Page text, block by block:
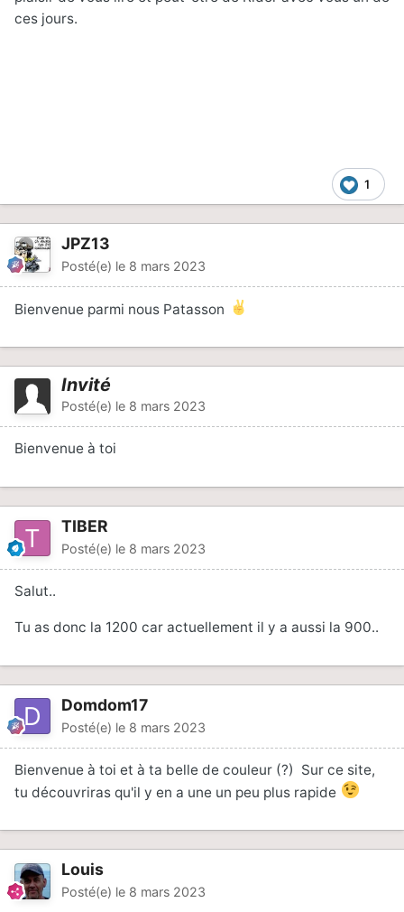
ces jours.
1
JPZ13
Posté(e) le 8 mars 2023
Bienvenue parmi nous Patasson
Invité
Posté(e) le 8 mars 2023
Bienvenue à toi
TIBER
Posté(e) le 8 mars 2023
Salut..
Tu as donc la 1200 car actuellement il y a aussi la 900..
Domdom17
Posté(e) le 8 mars 2023
Bienvenue à toi et à ta belle de couleur (?) Sur ce site,
tu découvriras qu'il y en a une un peu plus rapide
Louis
Posté(e) le 8 mars 2023